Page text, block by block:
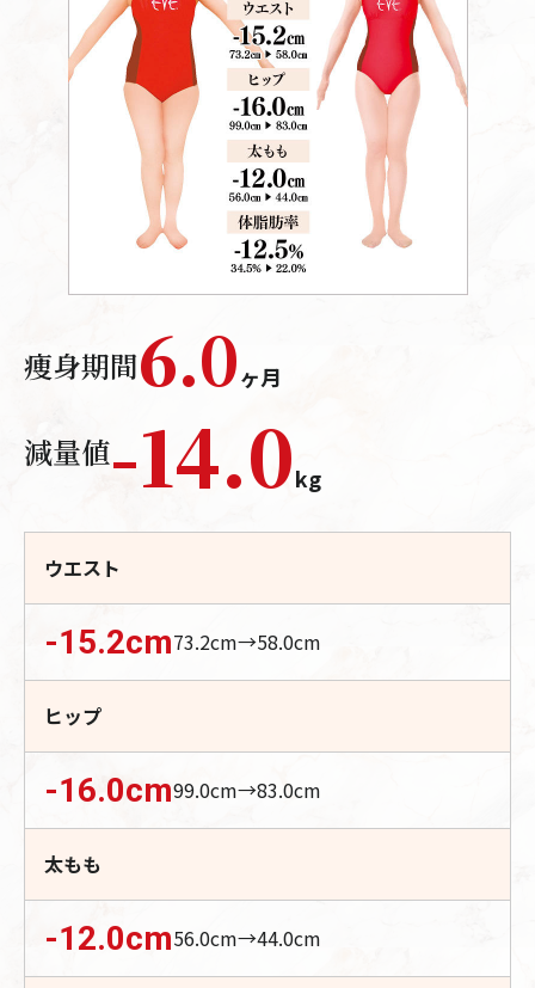
痩身期間6.0ヶ月
減量値-14.0kg
ウエスト
-15.2cm73.2cm→58.0cm
ヒップ
-16.0cm99.0cm→83.0cm
太もも
-12.0cm56.0cm→44.0cm